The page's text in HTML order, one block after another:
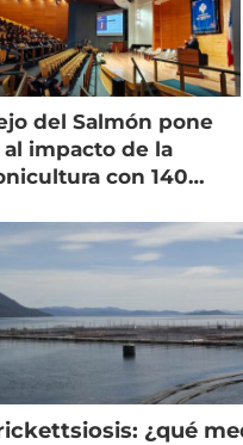
del Salmón pone
al impacto de la
con 140
¿qué